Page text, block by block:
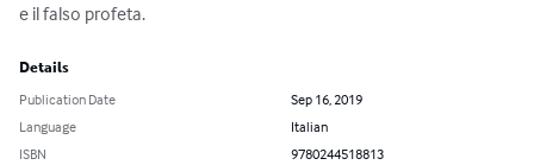
e il falso profeta.
Details
Publication Date
Sep 16, 2019
Language
Italian
ISBN
9780244518813